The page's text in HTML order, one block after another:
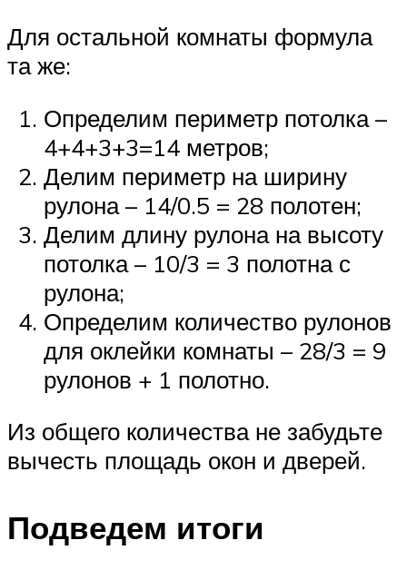
Для остальной комнаты формула
та же:
Определим периметр потолка –
4+4+3+3=14 метров;
Делим периметр на ширину
рулона – 14/0.5 = 28 полотен;
Делим длину рулона на высоту
потолка – 10/3 = 3 полотна с
рулона;
Определим количество рулонов
для оклейки комнаты – 28/3 = 9
рулонов + 1 полотно.
Из общего количества не забудьте
вычесть площадь окон и дверей.
Подведем итоги